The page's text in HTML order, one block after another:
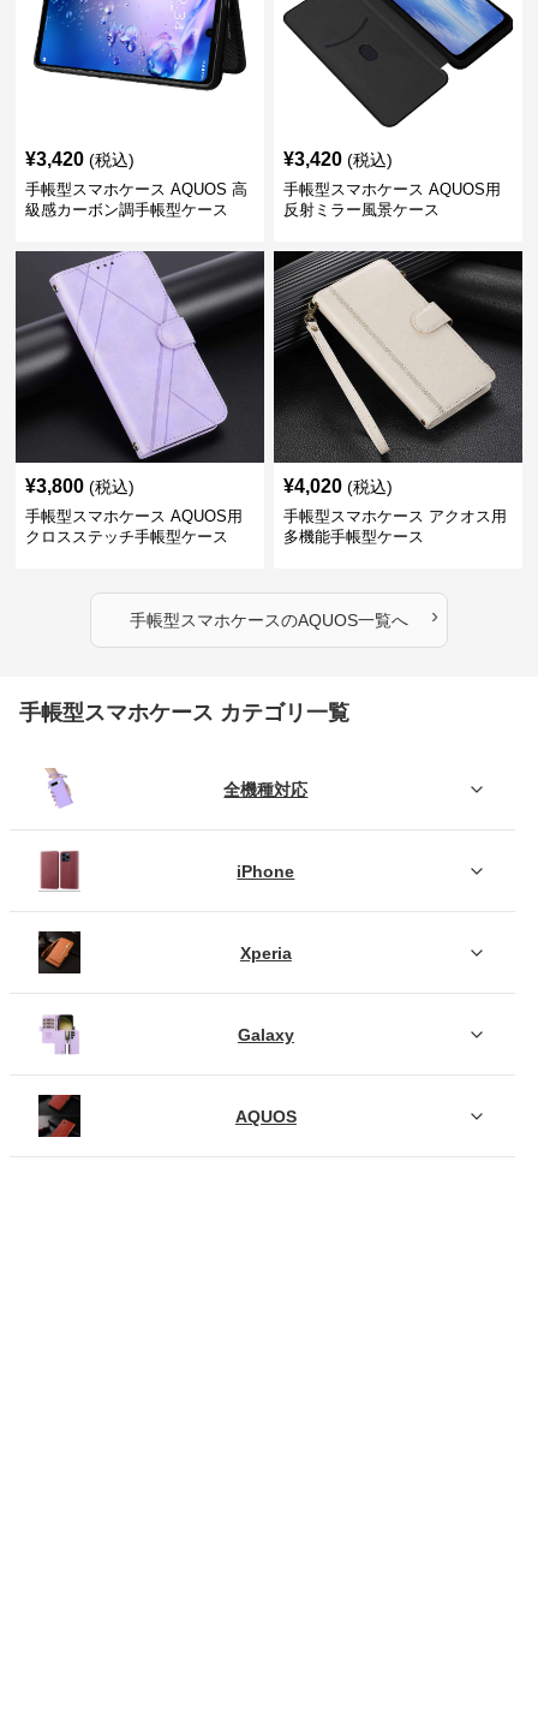
¥3,420 (税込)
手帳型スマホケース AQUOS 高
級感カーボン調手帳型ケース
¥3,420 (税込)
手帳型スマホケース AQUOS用
反射ミラー風景ケース
¥3,800 (税込)
手帳型スマホケース AQUOS用
クロスステッチ手帳型ケース
¥4,020 (税込)
手帳型スマホケース アクオス用
多機能手帳型ケース
手帳型スマホケースのAQUOS一覧へ ›
手帳型スマホケース カテゴリ一覧
全機種対応
iPhone
Xperia
Galaxy
AQUOS